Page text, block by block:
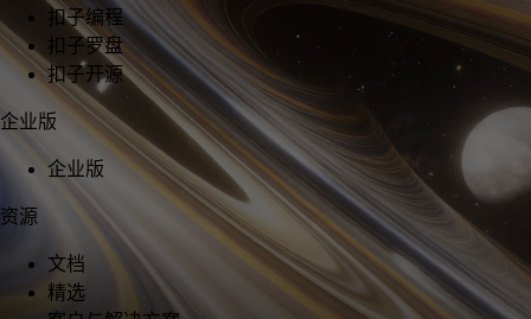
扣子编程
扣子罗盘
扣子开源
企业版
企业版
资源
文档
精选